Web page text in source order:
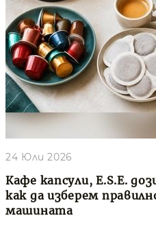
Кафе капсули, E.S.E.
как да изберем
машината
24 Юли 2026